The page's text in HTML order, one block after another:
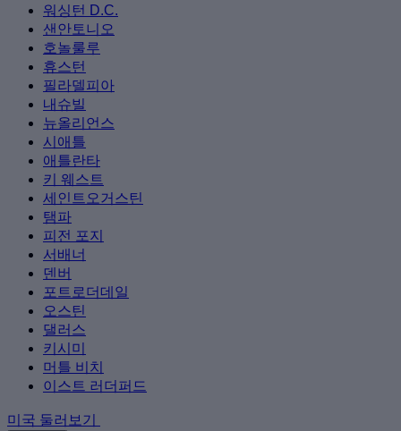
워싱턴 D.C.
샌안토니오
호놀룰루
휴스턴
필라델피아
내슈빌
뉴올리언스
시애틀
애틀란타
키 웨스트
세인트오거스틴
탬파
피전 포지
서배너
덴버
포트로더데일
오스틴
댈러스
키시미
머틀 비치
이스트 러더퍼드
미국 둘러보기